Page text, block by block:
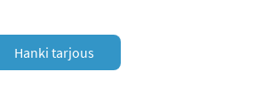
Hanki tarjous